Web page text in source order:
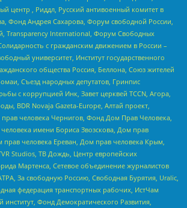
центр , Риддл, Русский антивоенный комитет в
Фонд Андрея Сахарова, Форум свободной России,
Transparеncy International, Форум Свободных
с гражданским движением в России –
университет, Институт государственного
общества Россия, Беллона, Союз жителей
Съезд народных депутатов, Гринпис
с коррупцией Инк, Завет церквей TCCN, Агора,
BDR Novaja Gazeta-Europe, Алтай проект,
человека Чернигов, Фонд Дом Прав Человека,
имени Бориса Звозскова, Дом прав
прав человека Ереван, Дом прав человека Крым,
Studios, ТВ Дождь, Центр европейских
Мартенса, Сетевое объединение журналистов
За свободную Россию, Свободная Бурятия, Uralic,
федерация транспортных рабочих, ИстЧам
институт, Фонд Демократического Развития,